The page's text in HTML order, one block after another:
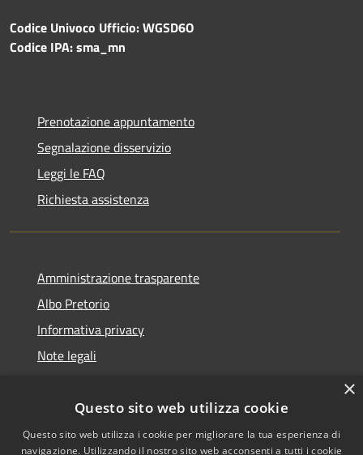
Codice Univoco Ufficio: WGSD6O
Codice IPA: sma_mn
Prenotazione appuntamento
Segnalazione disservizio
Leggi le FAQ
Richiesta assistenza
Amministrazione trasparente
Albo Pretorio
Informativa privacy
Note legali
×
Questo sito web utilizza cookie
Questo sito web utilizza i cookie per migliorare la tua esperienza di
navigazione. Utilizzando il nostro sito web acconsenti a tutti i cookie